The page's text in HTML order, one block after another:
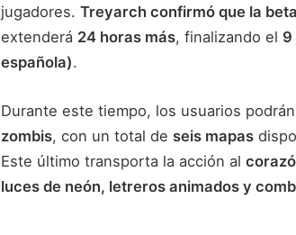
jugadores. Treyarch confirmó que la
extenderá 24 horas más, finalizando el 9
española).
Durante este tiempo, los usuarios
zombis, con un total de seis mapas
Este último transporta la acción al
luces de neón, letreros animados y